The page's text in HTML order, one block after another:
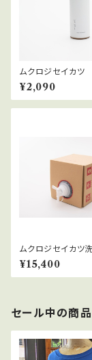
ムクロジセイカツ
¥2,090
ムクロジセイカツ
徳用5L 】
¥15,400
セール中の商品